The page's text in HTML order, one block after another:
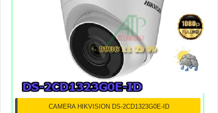
CAMERA HIKVISION DS-2CD1323G0E-ID